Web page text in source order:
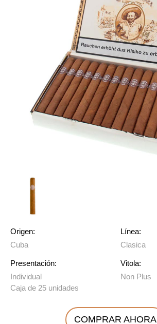
Origen:
Cuba
Presentación:
Individual
Caja de 25 unidades
Línea:
Clasica
Vitola:
Non Plus
COMPRAR AHORA